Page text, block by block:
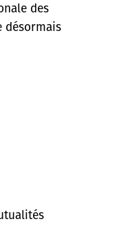
des
désormais